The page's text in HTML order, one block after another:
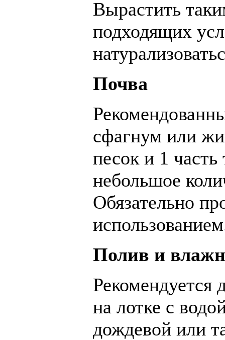
Вырастить
подходящих
Почва
сфагнум или
песок и 1
небольшое
Обязательно
Полив и
Рекомендуется
на лотке с
дождевой или